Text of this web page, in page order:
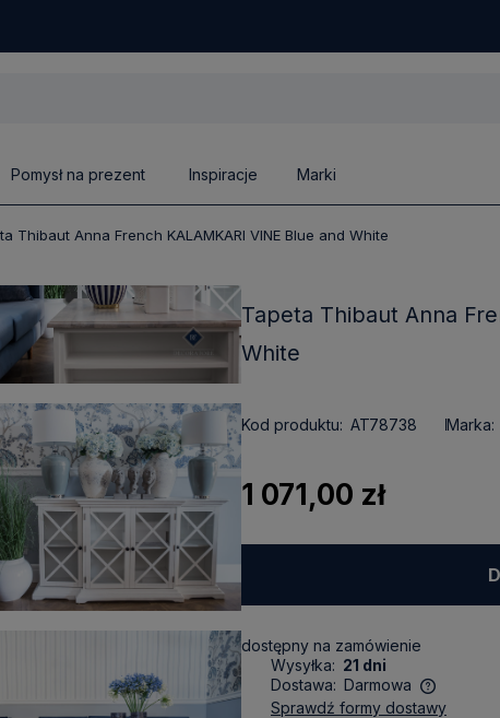
Pomysł na prezent Inspiracje Marki
Thibaut Anna French KALAMKARI VINE Blue and White
Tapeta Thibaut Anna
White
Kod produktu: AT78738 Marka:
1 071,00 zł
dostępny na zamówienie
Wysyłka: 21 dni
Dostawa: Darmowa
sprawdź formy dostawy